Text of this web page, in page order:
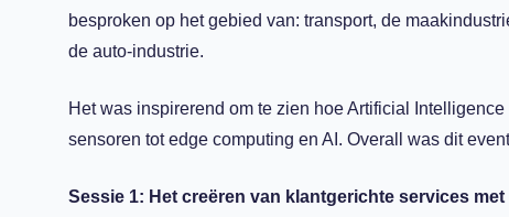
besproken op het gebied van: transport, de
de auto-industrie.
Het was inspirerend om te zien hoe Artificial
sensoren tot edge computing en AI. Overall was dit
Sessie 1: Het creëren van klantgerichte services met